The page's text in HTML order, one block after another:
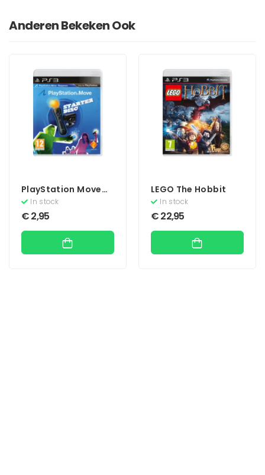
Anderen Bekeken Ook
PlayStation Move
Starter Disc
(Zonder Boekje)
(Move)
In stock
€2,95
LEGO The Hobbit
In stock
€22,95